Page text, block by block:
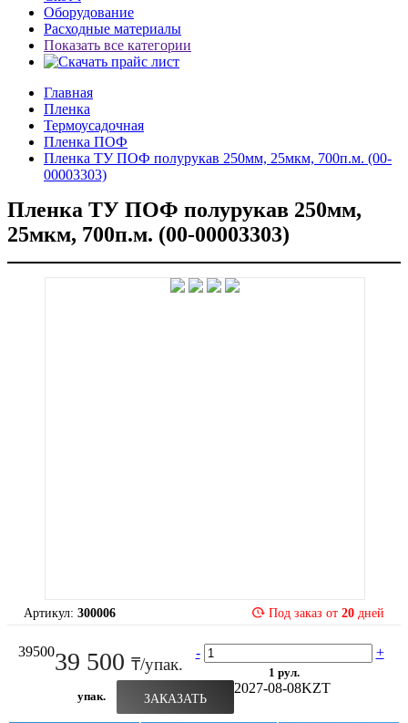
Оборудование
Расходные материалы
Показать все категории
Главная
Пленка
Термоусадочная
Пленка ПОФ
Пленка ТУ ПОФ полурукав 250мм, 25мкм, 700п.м. (00-
00003303)
Пленка ТУ ПОФ полурукав 250мм,
25мкм, 700п.м. (00-00003303)
Артикул: 300006 Под заказ от 20 дней
3950039 500 ₸/упак.
- +
1 рул.
упак.
ЗАКАЗАТЬ
2027-08-08KZT